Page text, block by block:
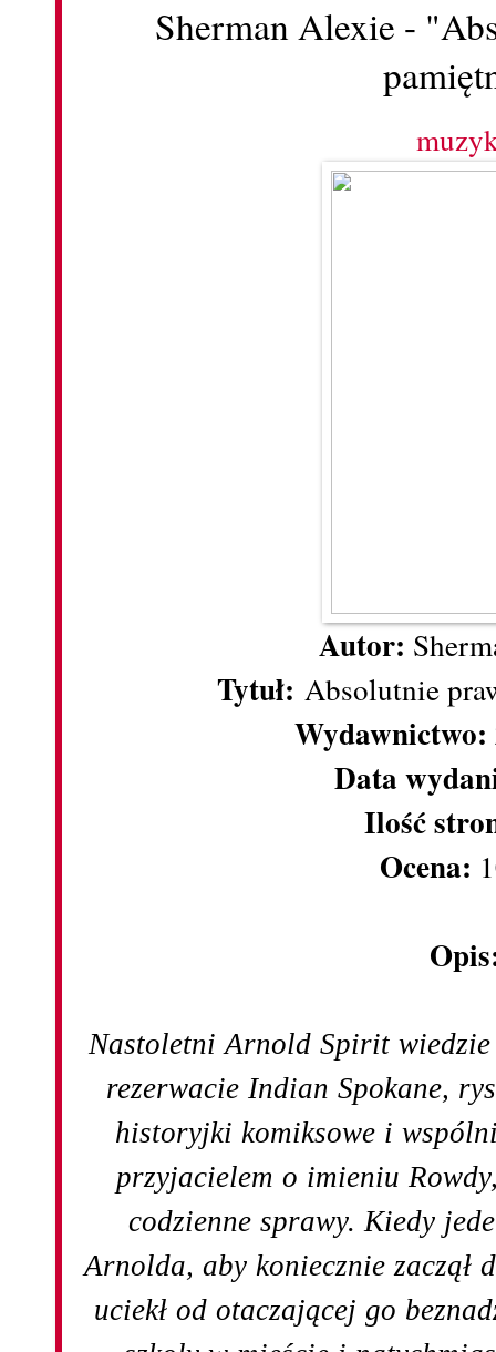
Sherman Alexie -
Autor:
Tytuł: Absolutnie
Wydawnictwo:
Data
Ilość
Ocena:
Nastoletni Arnold Spirit wiedzie
rezerwacie Indian Spokane,
historyjki komiksowe i
przyjacielem o imieniu
codzienne sprawy. Kiedy
Arnolda, aby koniecznie zaczął
uciekł od otaczającej go